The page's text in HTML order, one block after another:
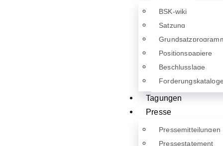
BSK-wiki
Satzung
Positionspapiere
Beschlusslage
Tagungen
Presse
Pressemitteilungen
Pressestatement